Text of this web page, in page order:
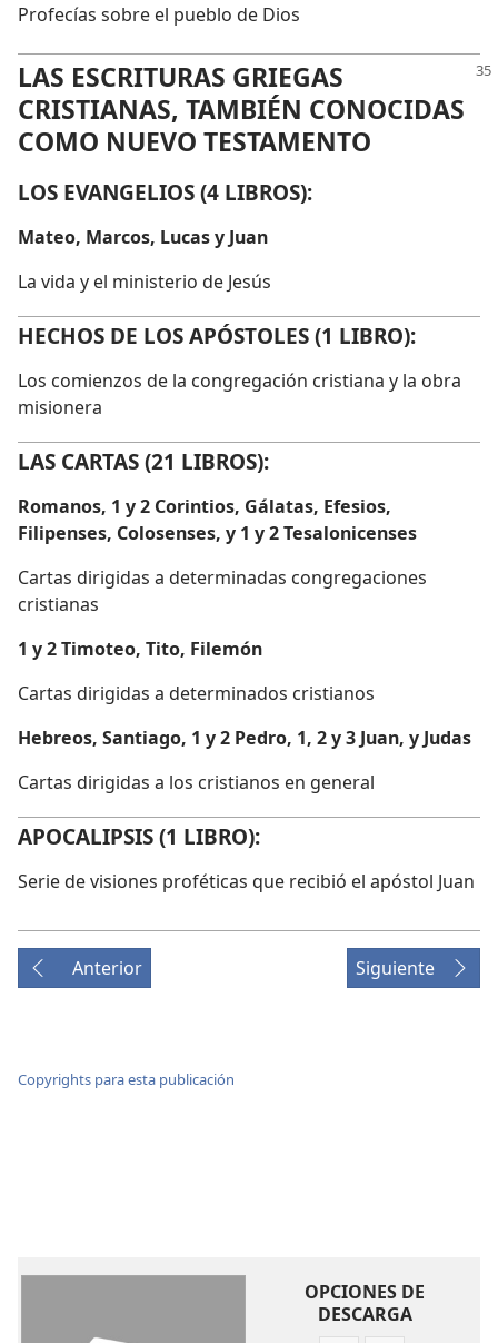
Profecías sobre el pueblo de Dios
LAS ESCRITURAS GRIEGAS
CRISTIANAS, TAMBIÉN CONOCIDAS
COMO NUEVO TESTAMENTO
LOS EVANGELIOS (4 LIBROS):
Mateo, Marcos, Lucas y Juan
La vida y el ministerio de Jesús
HECHOS DE LOS APÓSTOLES (1 LIBRO):
Los comienzos de la congregación cristiana y la obra
misionera
LAS CARTAS (21 LIBROS):
Romanos, 1 y 2 Corintios, Gálatas, Efesios,
Filipenses, Colosenses, y 1 y 2 Tesalonicenses
Cartas dirigidas a determinadas congregaciones
cristianas
1 y 2 Timoteo, Tito, Filemón
Cartas dirigidas a determinados cristianos
Hebreos, Santiago, 1 y 2 Pedro, 1, 2 y 3 Juan, y Judas
Cartas dirigidas a los cristianos en general
APOCALIPSIS (1 LIBRO):
Serie de visiones proféticas que recibió el apóstol Juan
Anterior Siguiente
Copyrights para esta publicación
OPCIONES DE
DESCARGA